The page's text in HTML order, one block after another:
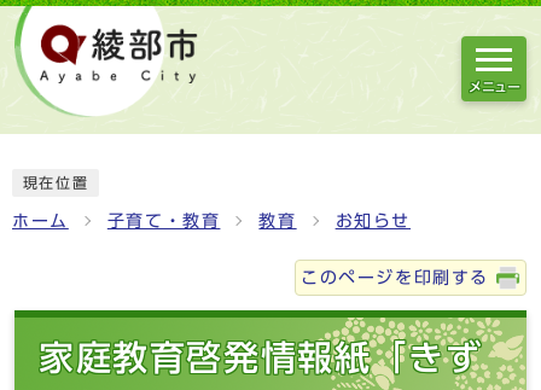
メニュー
現在位置
ホーム 子育て・教育 教育 お知らせ
このページを印刷する
家庭教育啓発情報紙「きず